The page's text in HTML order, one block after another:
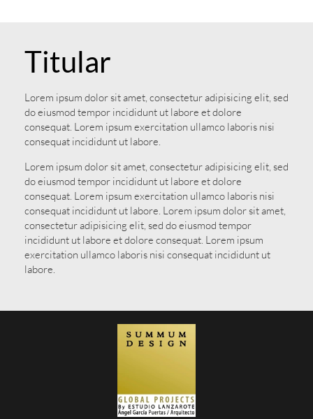
Titular
Lorem ipsum dolor sit amet, consectetur adipisicing elit, sed
do eiusmod tempor incididunt ut labore et dolore
consequat. Lorem ipsum exercitation ullamco laboris nisi
consequat incididunt ut labore.
Lorem ipsum dolor sit amet, consectetur adipisicing elit, sed
do eiusmod tempor incididunt ut labore et dolore
consequat. Lorem ipsum exercitation ullamco laboris nisi
consequat incididunt ut labore. Lorem ipsum dolor sit amet,
consectetur adipisicing elit, sed do eiusmod tempor
incididunt ut labore et dolore consequat. Lorem ipsum
exercitation ullamco laboris nisi consequat incididunt ut
labore.